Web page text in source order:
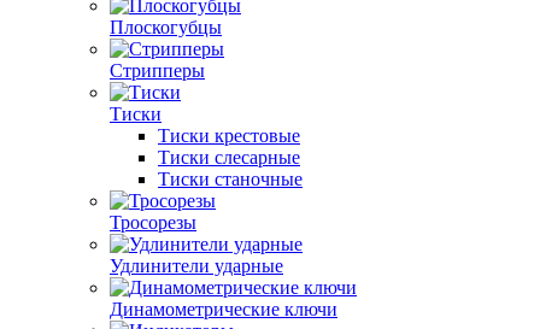
Плоскогубцы
Стрипперы
Тиски
Тиски крестовые
Тиски слесарные
Тиски станочные
Тросорезы
Удлинители ударные
Динамометрические ключи